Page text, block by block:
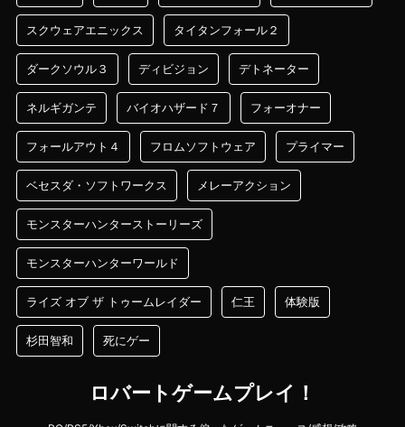
スクウェアエニックス タイタンフォール２
ダークソウル３ ディビジョン デトネーター
ネルギガンテ バイオハザード７ フォーオナー
フォールアウト４ フロムソフトウェア プライマー
ベセスダ・ソフトワークス メレーアクション
モンスターハンターストーリーズ
モンスターハンターワールド
ライズ オブ ザ トゥームレイダー 仁王 体験版
杉田智和 死にゲー
ロバートゲームプレイ！